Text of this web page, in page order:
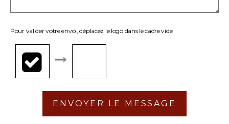
Pour valider votre envoi, déplacez le logo dans le cadre vide
ENVOYER LE MESSAGE